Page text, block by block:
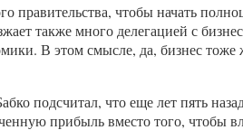
чтобы начать
также много делегацией с
В этом смысле, да, бизнес
подсчитал, что еще лет пять
прибыль вместо того, чтобы